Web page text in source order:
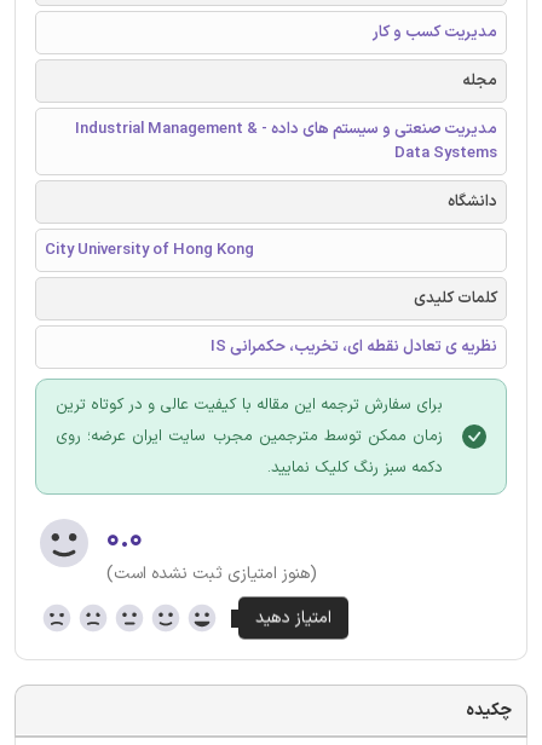
مدیریت کسب و کار
مجله
مدیریت صنعتی و سیستم های داده - Industrial Management &
Data Systems
دانشگاه
City University of Hong Kong
کلمات کلیدی
نظریه ی تعادل نقطه ای، تخریب، حکمرانی IS
برای سفارش ترجمه این مقاله با کیفیت عالی و در کوتاه ترین
زمان ممکن توسط مترجمین مجرب سایت ایران عرضه؛ روی
دکمه سبز رنگ کلیک نمایید.
۰.۰
(هنوز امتیازی ثبت نشده است)
چکیده